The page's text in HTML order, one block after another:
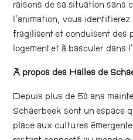
raisons de sa situation sans
l’animation, vous identifierez
fragilisent et conduisent des
logement et à basculer dans
À propos des Halles de
Depuis plus de 50 ans
Schaerbeek sont un espace
place aux cultures